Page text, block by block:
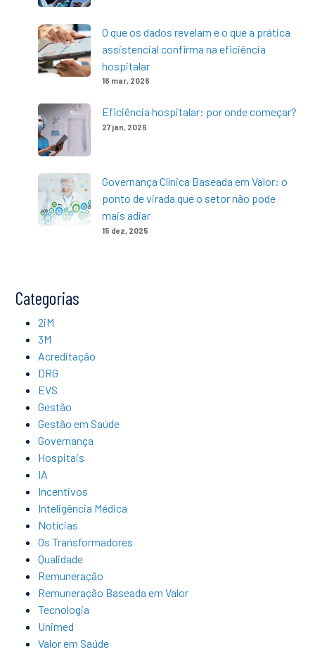
O que os dados revelam e o que a prática
assistencial confirma na eficiência
hospitalar
16 mar, 2026
Eficiência hospitalar: por onde começar?
27 jan, 2026
Governança Clínica Baseada em Valor: o
ponto de virada que o setor não pode
mais adiar
15 dez, 2025
Categorias
2iM
3M
Acreditação
DRG
EVS
Gestão
Gestão em Saúde
Governança
Hospitais
IA
Incentivos
Inteligência Médica
Notícias
Os Transformadores
Qualidade
Remuneração
Remuneração Baseada em Valor
Tecnologia
Unimed
Valor em Saúde